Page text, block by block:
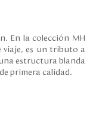
En la colección MH
viaje, es un tributo a
estructura blanda
primera calidad.